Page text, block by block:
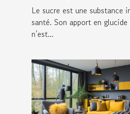
consommation du
la peau ?
Le sucre est une substance
santé. Son apport en glucide
n’est...